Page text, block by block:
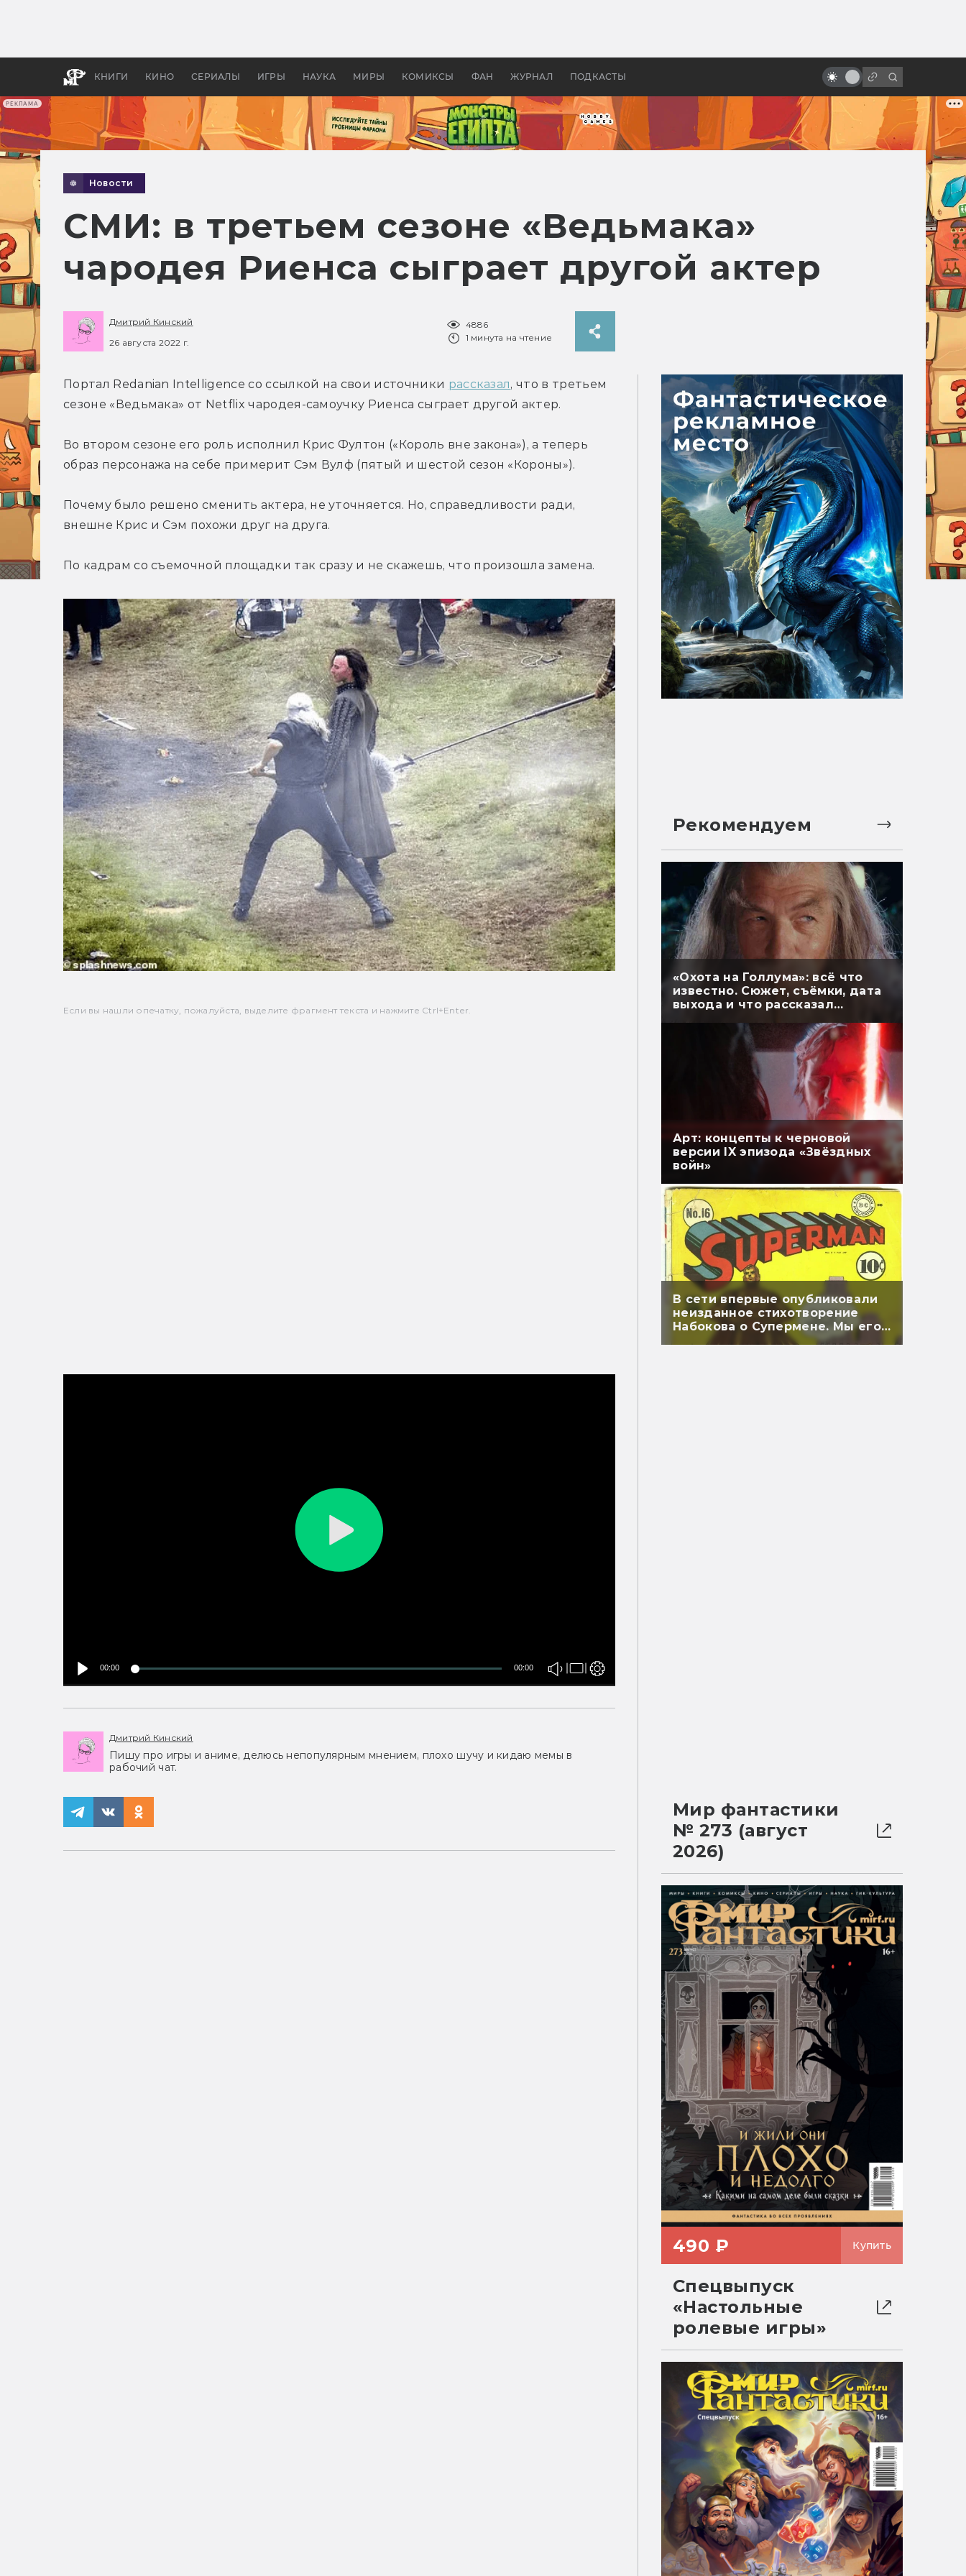
РЕКЛАМА
КНИГИ КИНО СЕРИАЛЫ ИГРЫ НАУКА МИРЫ КОМИКСЫ ФАН ЖУРНАЛ ПОДКАСТЫ
бы «Властелина колец»
Древней Грецией
Кто станет новым Миядзаки?
Новости
СМИ: в третьем сезоне «Ведьмака»
чародея Риенса сыграет другой актер
Дмитрий Кинский
26 августа 2022 г.
4886
1 минута на чтение
Портал Redanian Intelligence со ссылкой на свои источники рассказал, что в третьем
сезоне «Ведьмака» от Netflix чародея-самоучку Риенса сыграет другой актер.
Во втором сезоне его роль исполнил Крис Фултон («Король вне закона»), а теперь
образ персонажа на себе примерит Сэм Вулф (пятый и шестой сезон «Короны»).
Почему было решено сменить актера, не уточняется. Но, справедливости ради,
внешне Крис и Сэм похожи друг на друга.
По кадрам со съемочной площадки так сразу и не скажешь, что произошла замена.
Если вы нашли опечатку, пожалуйста, выделите фрагмент текста и нажмите Ctrl+Enter.
00:00 00:00
Дмитрий Кинский
Пишу про игры и аниме, делюсь непопулярным мнением, плохо шучу и кидаю мемы в
рабочий чат.
Рекомендуем
«Охота на Голлума»: всё что
известно. Сюжет, съёмки, дата
выхода и что рассказал
Арт: концепты к черновой
версии IX эпизода «Звёздных
войн»
В сети впервые опубликовали
неизданное стихотворение
Набокова о Супермене. Мы его
перевели
Мир фантастики
№ 273 (август
2026)
490 ₽ Купить
Спецвыпуск
«Настольные
ролевые игры»